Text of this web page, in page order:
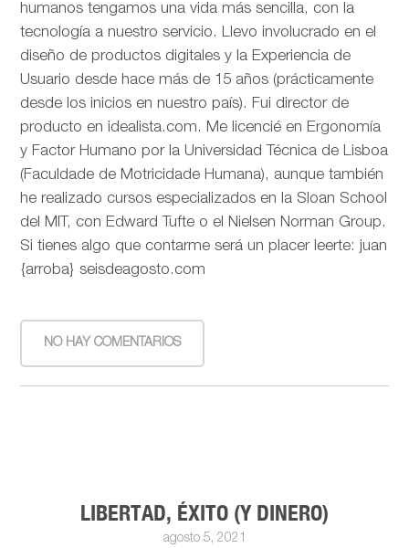
humanos tengamos una vida más sencilla, con la
tecnología a nuestro servicio. Llevo involucrado en el
diseño de productos digitales y la Experiencia de
Usuario desde hace más de 15 años (prácticamente
desde los inicios en nuestro país). Fui director de
producto en idealista.com. Me licencié en Ergonomía
y Factor Humano por la Universidad Técnica de Lisboa
(Faculdade de Motricidade Humana), aunque también
he realizado cursos especializados en la Sloan School
del MIT, con Edward Tufte o el Nielsen Norman Group.
Si tienes algo que contarme será un placer leerte: juan
{arroba} seisdeagosto.com
NO HAY COMENTARIOS
LIBERTAD, ÉXITO (Y DINERO)
agosto 5, 2021